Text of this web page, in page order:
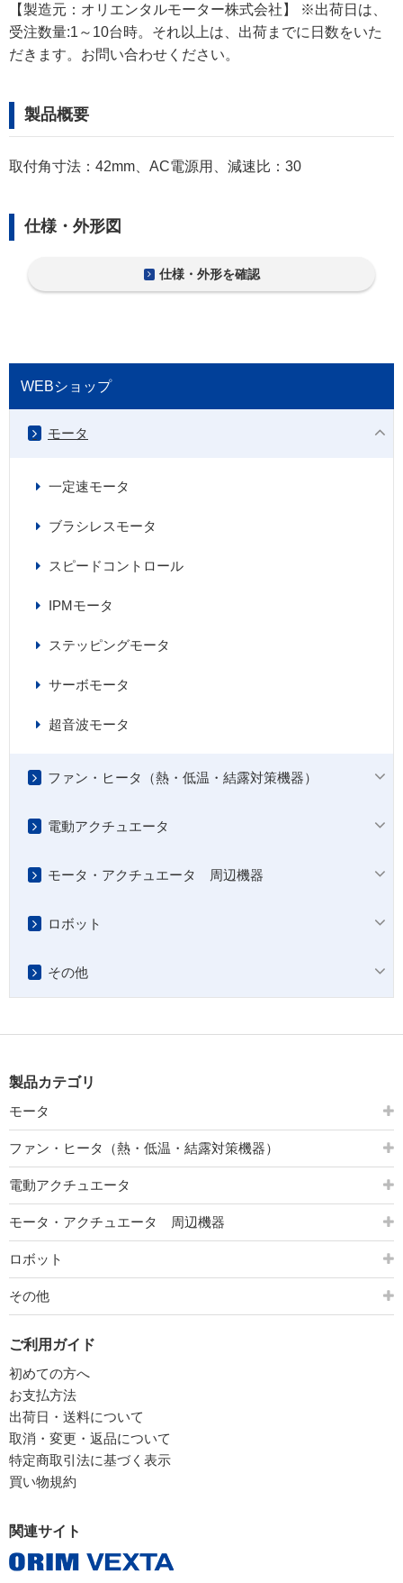
【製造元：オリエンタルモーター株式会社】 ※出荷日は、
受注数量:1～10台時。それ以上は、出荷までに日数をいた
だきます。お問い合わせください。
製品概要
取付角寸法：42mm、AC電源用、減速比：30
仕様・外形図
仕様・外形を確認
WEBショップ
モータ
一定速モータ
ブラシレスモータ
スピードコントロール
IPMモータ
ステッピングモータ
サーボモータ
超音波モータ
ファン・ヒータ（熱・低温・結露対策機器）
電動アクチュエータ
モータ・アクチュエータ 周辺機器
ロボット
その他
製品カテゴリ
モータ
ファン・ヒータ（熱・低温・結露対策機器）
電動アクチュエータ
モータ・アクチュエータ 周辺機器
ロボット
その他
ご利用ガイド
初めての方へ
お支払方法
出荷日・送料について
取消・変更・返品について
特定商取引法に基づく表示
買い物規約
関連サイト